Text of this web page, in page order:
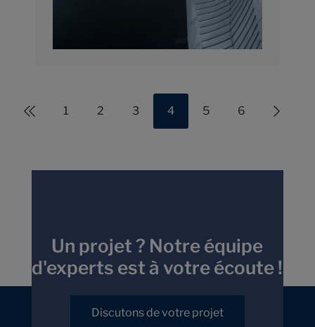
1 2 3 4 5 6
Un projet ? Notre équipe
d'experts est à votre écoute !
Discutons de votre projet